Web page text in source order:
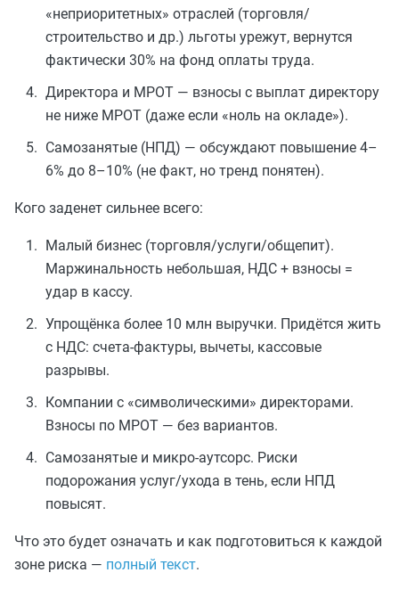
«неприоритетных» отраслей (торговля/
строительство и др.) льготы урежут, вернутся
фактически 30% на фонд оплаты труда.
Директора и МРОТ — взносы с выплат директору
не ниже МРОТ (даже если «ноль на окладе»).
Самозанятые (НПД) — обсуждают повышение 4–
6% до 8–10% (не факт, но тренд понятен).
Кого заденет сильнее всего:
Малый бизнес (торговля/услуги/общепит).
Маржинальность небольшая, НДС + взносы =
удар в кассу.
Упрощёнка более 10 млн выручки. Придётся жить
с НДС: счета-фактуры, вычеты, кассовые
разрывы.
Компании с «символическими» директорами.
Взносы по МРОТ — без вариантов.
Самозанятые и микро-аутсорс. Риски
подорожания услуг/ухода в тень, если НПД
повысят.
Что это будет означать и как подготовиться к каждой
зоне риска — полный текст.